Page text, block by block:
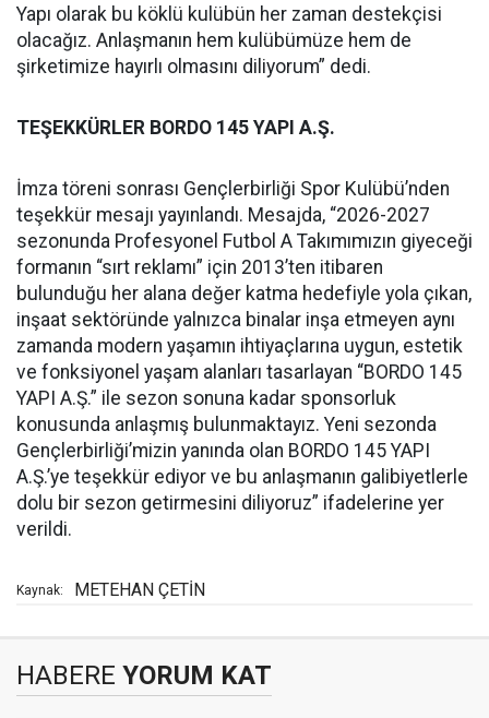
Yapı olarak bu köklü kulübün her zaman destekçisi
olacağız. Anlaşmanın hem kulübümüze hem de
şirketimize hayırlı olmasını diliyorum” dedi.
TEŞEKKÜRLER BORDO 145 YAPI A.Ş.
İmza töreni sonrası Gençlerbirliği Spor Kulübü’nden
teşekkür mesajı yayınlandı. Mesajda, “2026-2027
sezonunda Profesyonel Futbol A Takımımızın giyeceği
formanın “sırt reklamı” için 2013’ten itibaren
bulunduğu her alana değer katma hedefiyle yola çıkan,
inşaat sektöründe yalnızca binalar inşa etmeyen aynı
zamanda modern yaşamın ihtiyaçlarına uygun, estetik
ve fonksiyonel yaşam alanları tasarlayan “BORDO 145
YAPI A.Ş.” ile sezon sonuna kadar sponsorluk
konusunda anlaşmış bulunmaktayız. Yeni sezonda
Gençlerbirliği’mizin yanında olan BORDO 145 YAPI
A.Ş.’ye teşekkür ediyor ve bu anlaşmanın galibiyetlerle
dolu bir sezon getirmesini diliyoruz” ifadelerine yer
verildi.
Kaynak: METEHAN ÇETİN
HABERE YORUM KAT